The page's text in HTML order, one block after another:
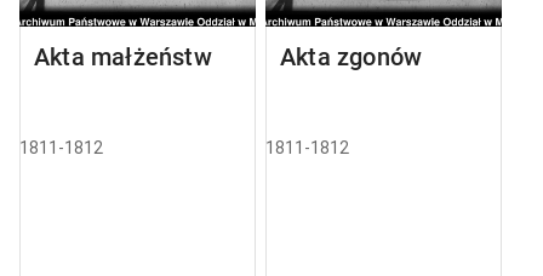
Akta małżeństw
1811-1812
Akta zgonów
1811-1812